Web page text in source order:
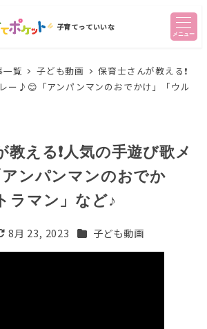
子育てっていいな
メニュー
一覧 子ども動画
保育士さんが教える❗️
ー♪😊「アンパンマンのおでかけ」「ウル
える❗️人気の手遊び歌メ
アンパンマンのおでか
ラマン」など♪
新日
8月 23, 2023 カテゴリー
子ども動画